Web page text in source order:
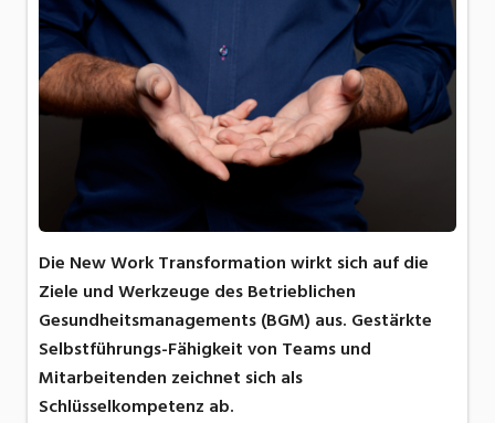
Die New Work Transformation wirkt sich auf die
Ziele und Werkzeuge des Betrieblichen
Gesundheitsmanagements (BGM) aus. Gestärkte
Selbstführungs-Fähigkeit von Teams und
Mitarbeitenden zeichnet sich als
Schlüsselkompetenz ab.